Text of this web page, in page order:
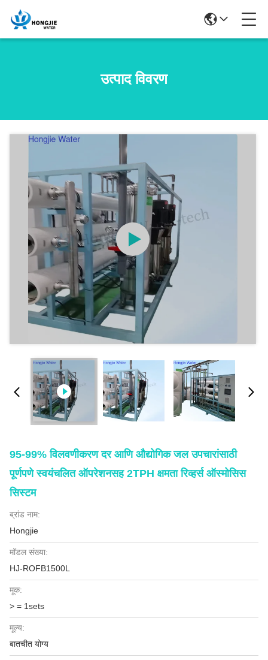
उत्पाद विवरण
95-99% विलवणीकरण दर आणि औद्योगिक जल उपचारांसाठी
पूर्णपणे स्वयंचलित ऑपरेशनसह 2TPH क्षमता रिव्हर्स ऑस्मोसिस
सिस्टम
ब्रांड नाम:
Hongjie
मॉडल संख्या:
HJ-ROFB1500L
मूक:
> = 1sets
मूल्य:
बातचीत योग्य